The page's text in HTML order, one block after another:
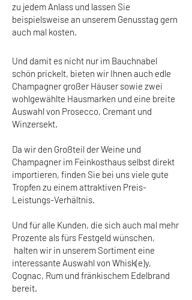
zu jedem Anlass und lassen Sie
beispielsweise an unserem Genusstag gern
auch mal kosten.
Und damit es nicht nur im Bauchnabel
schön prickelt, bieten wir Ihnen auch edle
Champagner großer Häuser sowie zwei
wohlgewählte Hausmarken und eine breite
Auswahl von Prosecco, Cremant und
Winzersekt.
Da wir den Großteil der Weine und
Champagner im Feinkosthaus selbst direkt
importieren, finden Sie bei uns viele gute
Tropfen zu einem attraktiven Preis-
Leistungs-Verhältnis.
​Und für alle Kunden, die sich auch mal mehr
Prozente als fürs Festgeld wünschen,
halten wir in unserem Sortiment eine
interessante Auswahl von Whisk(e)y,
Cognac, Rum und fränkischem Edelbrand
bereit.